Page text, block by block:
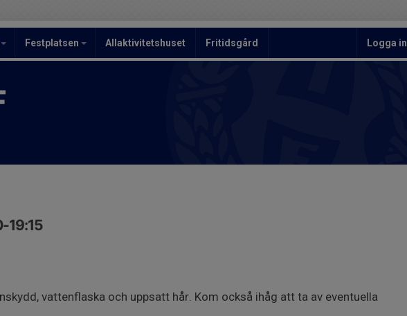
Festplatsen Allaktivitetshuset Fritidsgård Logga in
19:15
vattenflaska och uppsatt hår. Kom också ihåg att ta av eventuella